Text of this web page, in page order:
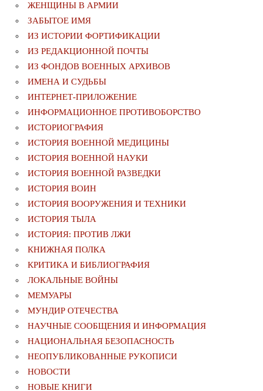
ЖЕНЩИНЫ В АРМИИ
ЗАБЫТОЕ ИМЯ
ИЗ ИСТОРИИ ФОРТИФИКАЦИИ
ИЗ РЕДАКЦИОННОЙ ПОЧТЫ
ИЗ ФОНДОВ ВОЕННЫХ АРХИВОВ
ИМЕНА И СУДЬБЫ
ИНТЕРНЕТ-ПРИЛОЖЕНИЕ
ИНФОРМАЦИОННОЕ ПРОТИВОБОРСТВО
ИСТОРИОГРАФИЯ
ИСТОРИЯ ВОЕННОЙ МЕДИЦИНЫ
ИСТОРИЯ ВОЕННОЙ НАУКИ
ИСТОРИЯ ВОЕННОЙ РАЗВЕДКИ
ИСТОРИЯ ВОИН
ИСТОРИЯ ВООРУЖЕНИЯ И ТЕХНИКИ
ИСТОРИЯ ТЫЛА
ИСТОРИЯ: ПРОТИВ ЛЖИ
КНИЖНАЯ ПОЛКА
КРИТИКА И БИБЛИОГРАФИЯ
ЛОКАЛЬНЫЕ ВОЙНЫ
МЕМУАРЫ
МУНДИР ОТЕЧЕСТВА
НАУЧНЫЕ СООБЩЕНИЯ И ИНФОРМАЦИЯ
НАЦИОНАЛЬНАЯ БЕЗОПАСНОСТЬ
НЕОПУБЛИКОВАННЫЕ РУКОПИСИ
НОВОСТИ
НОВЫЕ КНИГИ